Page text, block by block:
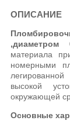
ОПИСАНИЕ
,диаметром
материала
номерными
высокой
окружающей
Основные